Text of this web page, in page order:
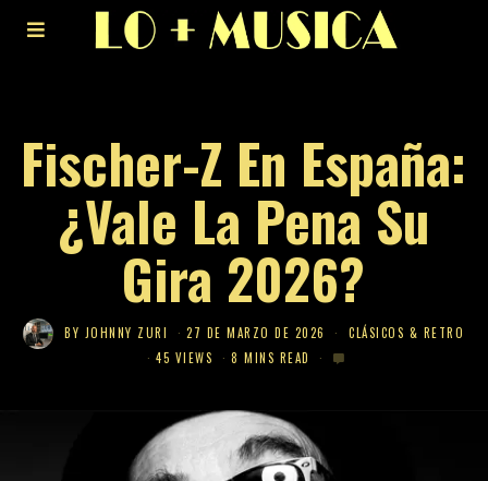
Fischer-Z En España:
¿Vale La Pena Su
Gira 2026?
BY JOHNNY ZURI 27 DE MARZO DE 2026
CLÁSICOS & RETRO
45 VIEWS
8 MINS READ